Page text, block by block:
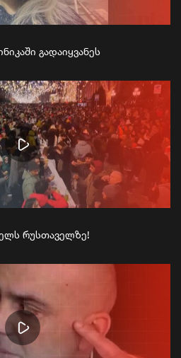
გადაიყვანეს
რუსთაველზე!